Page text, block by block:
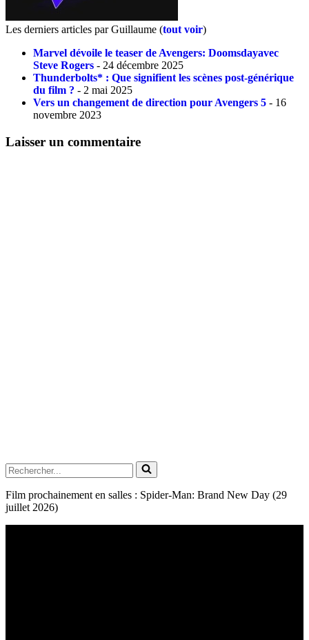
Les derniers articles par Guillaume (tout voir)
Marvel dévoile le teaser de Avengers: Doomsdayavec
Steve Rogers - 24 décembre 2025
Thunderbolts* : Que signifient les scènes post-générique
du film ? - 2 mai 2025
Vers un changement de direction pour Avengers 5 - 16
novembre 2023
Laisser un commentaire
Rechercher...
Film prochainement en salles : Spider-Man: Brand New Day (29
juillet 2026)